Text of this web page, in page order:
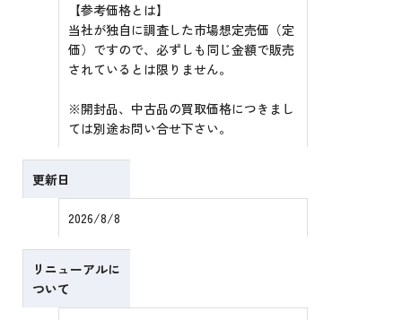
【参考価格とは】
当社が独自に調査した市場想定売価（定
価）ですので、必ずしも同じ金額で販売
されているとは限りません。
※開封品、中古品の買取価格につきまし
ては別途お問い合せ下さい。
更新日
2026/8/8
リニューアルに
ついて